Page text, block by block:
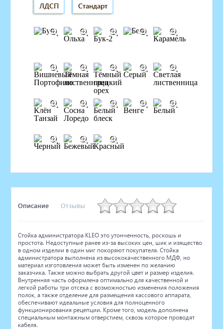
ЛДСП Стандарт
Описание Отзывы
Стойка администратора KLEO это утонченность, роскошь и
простота. Недоступные ранее из-за высоких цен, шик и изящество
в одном изделии в один миг покоряют покупателя. Стойка
администратора выполнена из высококачественного МДФ, но
материал изготовления может быть изменен по желанию
заказчика. Также можно выбрать другой цвет и размер изделия.
Внутренняя часть оформлена оптимально для качественной и
легкой работы три отсека с возможностью изменения положения
полок, а также отделение для размещения кассового аппарата,
обеспечивают идеальные условия для полноценного
функционирования рецепции. Кроме того, модель дополнена
специальным монтажным отверстием, сквозь которое проводят
кабеля.